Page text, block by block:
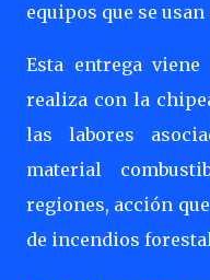
equipos que se
Esta entrega
realiza con la
las labores
material
regiones, acción
de incendios